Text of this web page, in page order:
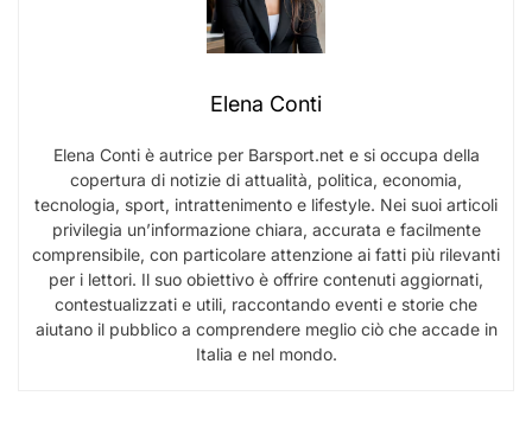
Elena Conti
Elena Conti è autrice per Barsport.net e si occupa della
copertura di notizie di attualità, politica, economia,
tecnologia, sport, intrattenimento e lifestyle. Nei suoi articoli
privilegia un’informazione chiara, accurata e facilmente
comprensibile, con particolare attenzione ai fatti più rilevanti
per i lettori. Il suo obiettivo è offrire contenuti aggiornati,
contestualizzati e utili, raccontando eventi e storie che
aiutano il pubblico a comprendere meglio ciò che accade in
Italia e nel mondo.